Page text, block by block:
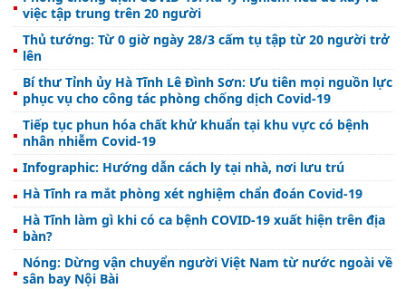
việc tập trung trên 20 người
Thủ tướng: Từ 0 giờ ngày 28/3 cấm tụ tập từ 20 người trở
lên
Bí thư Tỉnh ủy Hà Tĩnh Lê Đình Sơn: Ưu tiên mọi nguồn lực
phục vụ cho công tác phòng chống dịch Covid-19
Tiếp tục phun hóa chất khử khuẩn tại khu vực có bệnh
nhân nhiễm Covid-19
Infographic: Hướng dẫn cách ly tại nhà, nơi lưu trú
Hà Tĩnh ra mắt phòng xét nghiệm chẩn đoán Covid-19
Hà Tĩnh làm gì khi có ca bệnh COVID-19 xuất hiện trên địa
bàn?
Nóng: Dừng vận chuyển người Việt Nam từ nước ngoài về
sân bay Nội Bài